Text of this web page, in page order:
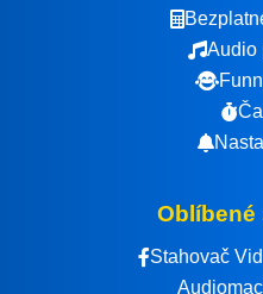
Audio
Oblíbené
Stahovač